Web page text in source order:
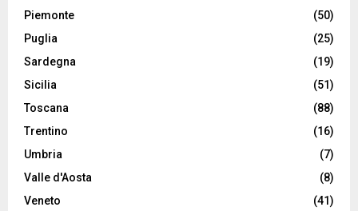
Piemonte
(50)
Puglia
(25)
Sardegna
(19)
Sicilia
(51)
Toscana
(88)
Trentino
(16)
Umbria
(7)
Valle d'Aosta
(8)
Veneto
(41)